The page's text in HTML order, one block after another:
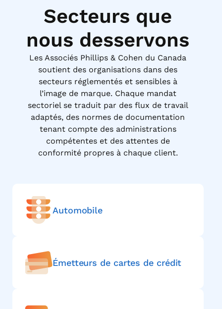
Secteurs que
nous desservons
Les Associés Phillips & Cohen du Canada
soutient des organisations dans des
secteurs réglementés et sensibles à
l’image de marque. Chaque mandat
sectoriel se traduit par des flux de travail
adaptés, des normes de documentation
tenant compte des administrations
compétentes et des attentes de
conformité propres à chaque client.
Automobile
Émetteurs de cartes de crédit